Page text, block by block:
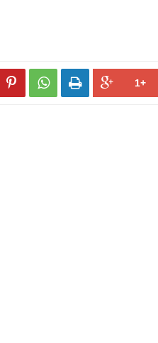
  